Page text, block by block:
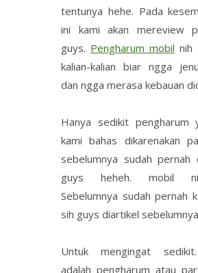
tentunya hehe. Pada
ini kami akan mereview
guys. Pengharum mobil nih
kalian-kalian biar ngga
dan ngga merasa kebauan
Hanya sedikit pengharum
kami bahas dikarenakan
sebelumnya sudah pernah
guys heheh. mobil
Sebelumnya sudah pernah
sih guys diartikel
Untuk mengingat
adalah pengharum atau